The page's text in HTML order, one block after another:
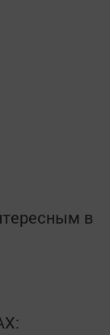
в